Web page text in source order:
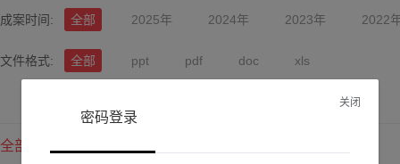
成案时间: 全部 2025年 2024年 2023年 2022
文件格式: 全部 ppt pdf doc xls
全部方案
关闭
密码登录